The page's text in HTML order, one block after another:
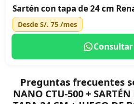
Sartén con tapa de 24 cm
Desde S/. 75 /mes
Consultar
Preguntas frecuentes
NANO CTU-500 +